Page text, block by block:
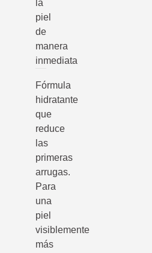
la
piel
de
manera
inmediata
Fórmula
hidratante
que
reduce
las
primeras
arrugas.
Para
una
piel
visiblemente
más